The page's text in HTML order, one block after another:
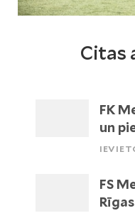
Citas
FK
un
FS